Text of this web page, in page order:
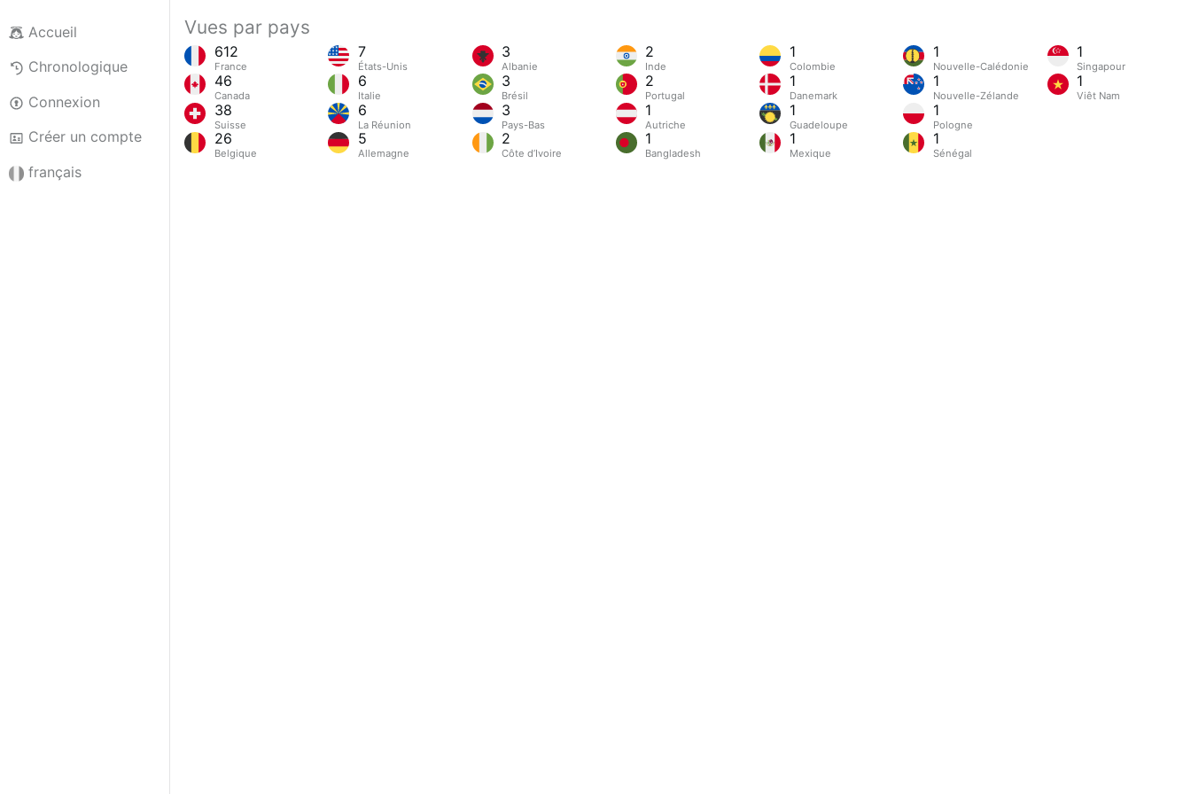
Accueil
Chronologique
Connexion
Créer un compte
français
Vues par pays
612
France
46
Canada
38
Suisse
26
Belgique
7
États-Unis
6
Italie
6
La Réunion
5
Allemagne
3
Albanie
3
Brésil
3
Pays-Bas
2
Côte d’Ivoire
2
Inde
2
Portugal
1
Autriche
1
Bangladesh
1
Colombie
1
Danemark
1
Guadeloupe
1
Mexique
1
Nouvelle-Calédonie
1
Nouvelle-Zélande
1
Pologne
1
Sénégal
1
Singapour
1
Viêt Nam